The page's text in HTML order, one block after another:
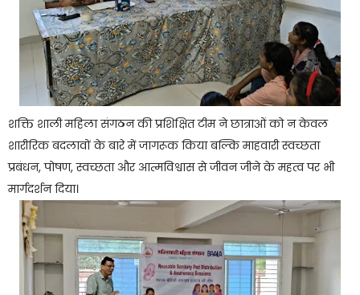
शक्ति शाली महिला संगठन की प्रशिक्षित टीम ने छात्राओं को न केवल
शारीरिक बदलावों के बारे में जागरूक किया बल्कि माहवारी स्वच्छता
प्रबंधन, पोषण, स्वच्छता और आत्मविश्वास से जीवन जीने के महत्व पर भी
मार्गदर्शन दिया।